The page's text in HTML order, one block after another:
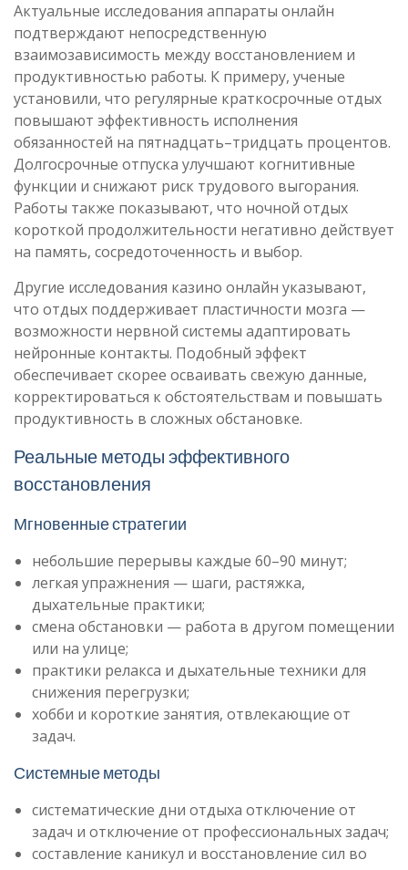
Актуальные исследования аппараты онлайн
подтверждают непосредственную
взаимозависимость между восстановлением и
продуктивностью работы. К примеру, ученые
установили, что регулярные краткосрочные отдых
повышают эффективность исполнения
обязанностей на пятнадцать–тридцать процентов.
Долгосрочные отпуска улучшают когнитивные
функции и снижают риск трудового выгорания.
Работы также показывают, что ночной отдых
короткой продолжительности негативно действует
на память, сосредоточенность и выбор.
Другие исследования казино онлайн указывают,
что отдых поддерживает пластичности мозга —
возможности нервной системы адаптировать
нейронные контакты. Подобный эффект
обеспечивает скорее осваивать свежую данные,
корректироваться к обстоятельствам и повышать
продуктивность в сложных обстановке.
Реальные методы эффективного
восстановления
Мгновенные стратегии
небольшие перерывы каждые 60–90 минут;
легкая упражнения — шаги, растяжка,
дыхательные практики;
смена обстановки — работа в другом помещении
или на улице;
практики релакса и дыхательные техники для
снижения перегрузки;
хобби и короткие занятия, отвлекающие от
задач.
Системные методы
систематические дни отдыха отключение от
задач и отключение от профессиональных задач;
составление каникул и восстановление сил во